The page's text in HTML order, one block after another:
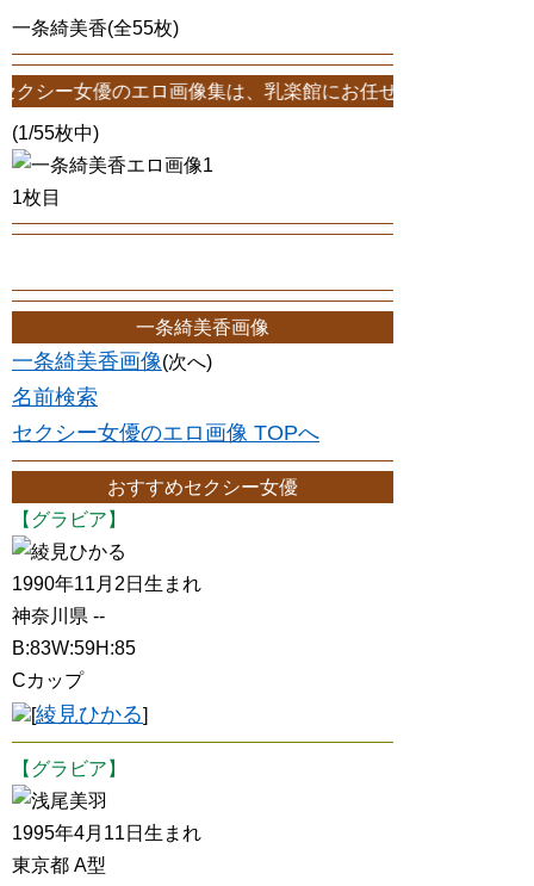
一条綺美香(全55枚)
のエロ画像集は、乳楽館にお任せ！一条綺美香エロ画像
(1/55枚中)
1枚目
一条綺美香画像
一条綺美香画像(次へ)
名前検索
セクシー女優のエロ画像 TOPへ
おすすめセクシー女優
【グラビア】
綾見ひかる
1990年11月2日生まれ
神奈川県 --
B:83W:59H:85
Cカップ
[綾見ひかる]
【グラビア】
浅尾美羽
1995年4月11日生まれ
東京都 A型